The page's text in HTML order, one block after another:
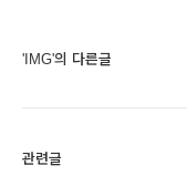
'IMG'의 다른글
관련글